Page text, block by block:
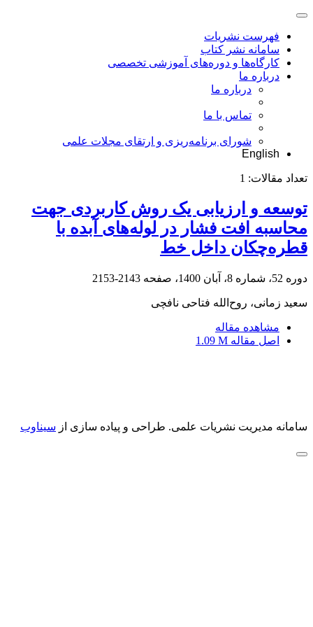
فهرست نشریات
سامانه نشر کتاب
کارگاه‌ها و دوره‌های آموزشی تخصصی
درباره ما
درباره ما
تماس با ما
شورای برنامه‌ریزی و ارتقای مجلات علمی
English
تعداد مقالات: 1
توسعه و ارزیابی یک روش کاربردی جهت
محاسبه افت فشار در لوله‌های آبده با
قطره‌چکان داخل خط
دوره 52، شماره 8، آبان 1400، صفحه 2143-2153
سعید زمانی، روح‌الله فتاحی نافچی
مشاهده مقاله
اصل مقاله 1.09 M
سامانه مدیریت نشریات علمی. طراحی و پیاده سازی از سیناوب